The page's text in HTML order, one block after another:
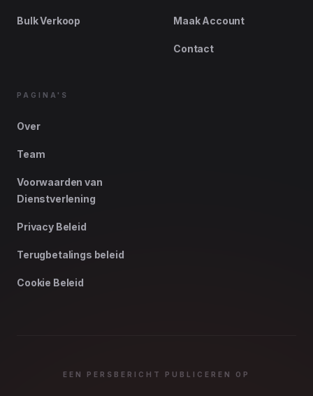
Bulk Verkoop Maak Account
Contact
PAGINA'S
Over
Team
Voorwaarden van
Dienstverlening
Privacy Beleid
Terugbetalings beleid
Cookie Beleid
EEN PERSBERICHT PUBLICEREN OP